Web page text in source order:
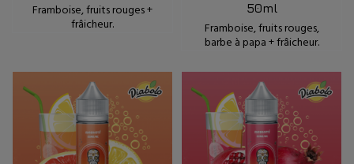
Framboise, fruits rouges +
frâicheur.
50ml
Framboise, fruits rouges,
barbe à papa + frâicheur.